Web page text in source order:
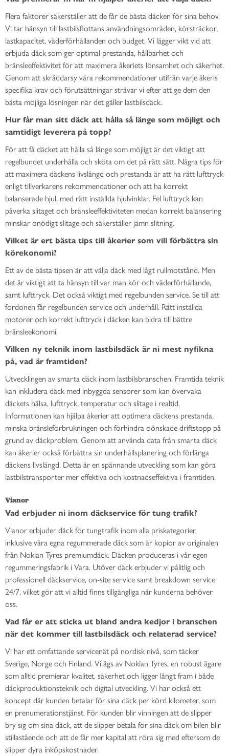
Flera faktorer säkerställer att de får de bästa däcken för sina behov.
Vi tar hänsyn till lastbilsflottans användningsområden, körsträckor,
lastkapacitet, väderförhållanden och budget. Vi lägger vikt vid att
erbjuda däck som ger optimal prestanda, hållbarhet och
bränsleeffektivitet för att maximera åkeriets lönsamhet och säkerhet.
Genom att skräddarsy våra rekommendationer utifrån varje åkeris
specifika krav och förutsättningar strävar vi efter att ge dem den
bästa möjliga lösningen när det gäller lastbilsdäck.
Hur får man sitt däck att hålla så länge som möjligt och
samtidigt leverera på topp?
För att få däcket att hålla så länge som möjligt är det viktigt att
regelbundet underhålla och sköta om det på rätt sätt. Några tips för
att maximera däckens livslängd och prestanda är att ha rätt lufttryck
enligt tillverkarens rekommendationer och att ha korrekt
balanserade hjul, med rätt inställda hjulvinklar. Fel lufttryck kan
påverka slitaget och bränsleeffektiviteten medan korrekt balansering
minskar onödigt slitage och säkerställer jämn slitning.
Vilket är ert bästa tips till åkerier som vill förbättra sin
körekonomi?
Ett av de bästa tipsen är att välja däck med lågt rullmotstånd. Men
det är viktigt att ta hänsyn till var man kör och väderförhållande,
samt lufttryck. Det också viktigt med regelbunden service. Se till att
fordonen får regelbunden service och underhåll. Rätt inställda
motorer och korrekt lufttryck i däcken kan bidra till bättre
bränsleekonomi.
Vilken ny teknik inom lastbilsdäck är ni mest nyfikna
på, vad är framtiden?
Utvecklingen av smarta däck inom lastbilsbranschen. Framtida teknik
kan inkludera däck med inbyggda sensorer som kan övervaka
däckets hälsa, lufttryck, temperatur och slitage i realtid.
Informationen kan hjälpa åkerier att optimera däckens prestanda,
minska bränsleförbrukningen och förhindra oönskade driftstopp på
grund av däckproblem. Genom att använda data från smarta däck
kan åkerier också förbättra sin underhållsplanering och förlänga
däckens livslängd. Detta är en spännande utveckling som kan göra
lastbilstransporter mer effektiva och kostnadseffektiva i framtiden.
Vianor
Vad erbjuder ni inom däckservice för tung trafik?
Vianor erbjuder däck för tungtrafik inom alla priskategorier,
inklusive våra egna regummerade däck som är kopior av originalen
från Nokian Tyres premiumdäck. Däcken produceras i vår egen
regummeringsfabrik i Vara. Utöver däck erbjuder vi pålitlig och
professionell däckservice, on-site service samt breakdown service
24/7, vilket gör att vi alltid finns tillgängliga när kunderna behöver
oss.
Vad får er att sticka ut bland andra kedjor i branschen
när det kommer till lastbilsdäck och relaterad service?
Vi har ett omfattande servicenät på nordisk nivå, som täcker
Sverige, Norge och Finland. Vi ägs av Nokian Tyres, en robust ägare
som alltid premierar kvalitet, säkerhet och ligger långt fram i både
däckproduktionsteknik och digital utveckling. Vi har också ett
koncept där kunden betalar för sina däck per körd kilometer, som
en prenumerationstjänst. För kunden blir vinningen att de slipper
bry sig om sina däck, att de slipper betala för sina däck om bilen blir
stillastående och att de får mer kapital att röra sig med eftersom de
slipper dyra inköpskostnader.